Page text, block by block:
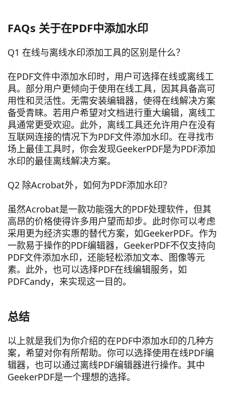
FAQs 关于在PDF中添加水印
Q1 在线与离线水印添加工具的区别是什么？
在PDF文件中添加水印时，用户可选择在线或离线工
具。部分用户更倾向于使用在线工具，因其具备高可
用性和灵活性。无需安装编辑器，使得在线解决方案
备受青睐。若用户希望对文档进行重大编辑，离线工
具通常更受欢迎。此外，离线工具还允许用户在没有
互联网连接的情况下为PDF文件添加水印。在寻找市
场上最佳工具时，你会发现GeekerPDF是为PDF添加
水印的最佳离线解决方案。
Q2 除Acrobat外，如何为PDF添加水印？
虽然Acrobat是一款功能强大的PDF处理软件，但其
高昂的价格使得许多用户望而却步。此时你可以考虑
采用更为经济实惠的替代方案，如GeekerPDF。作为
一款易于操作的PDF编辑器，GeekerPDF不仅支持向
PDF文件添加水印，还能轻松添加文本、图像等元
素。此外，也可以选择PDF在线编辑服务，如
PDFCandy，来实现这一目的。
总结
以上就是我们为你介绍的在PDF中添加水印的几种方
案，希望对你有所帮助。你可以选择使用在线PDF编
辑器，也可以通过离线PDF编辑器进行操作。其中
GeekerPDF是一个理想的选择。